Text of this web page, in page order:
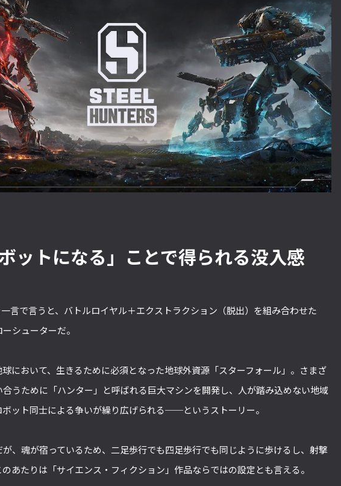
ボットになる」ことで得られる没入感
言で言うと、バトルロイヤル＋エクストラクション（脱出）を組み合わせた
シューターだ。
において、生きるために必須となった地球外資源「スターフォール」。さまざ
合うために「ハンター」と呼ばれる巨大マシンを開発し、人が踏み込めない地域
ット同士による争いが繰り広げられる──というストーリー。
、魂が宿っているため、二足歩行でも四足歩行でも同じように歩けるし、射撃
あたりは「サイエンス・フィクション」作品ならではの設定とも言える。